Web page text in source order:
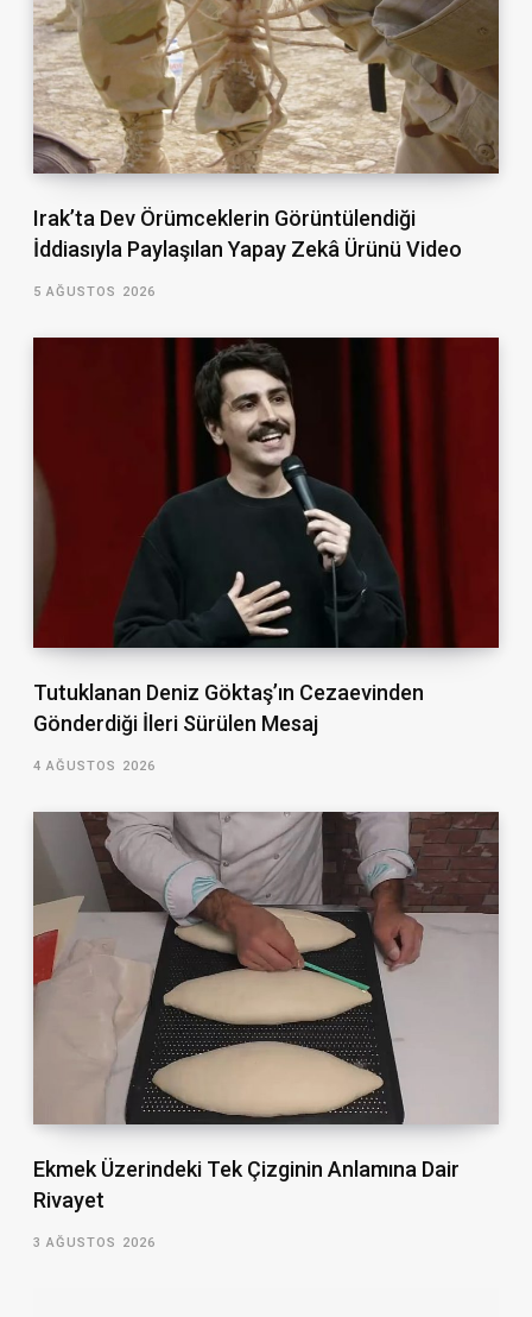
Irak’ta Dev Örümceklerin Görüntülendiği
İddiasıyla Paylaşılan Yapay Zekâ Ürünü Video
5 AĞUSTOS 2026
Tutuklanan Deniz Göktaş’ın Cezaevinden
Gönderdiği İleri Sürülen Mesaj
4 AĞUSTOS 2026
Ekmek Üzerindeki Tek Çizginin Anlamına Dair
Rivayet
3 AĞUSTOS 2026